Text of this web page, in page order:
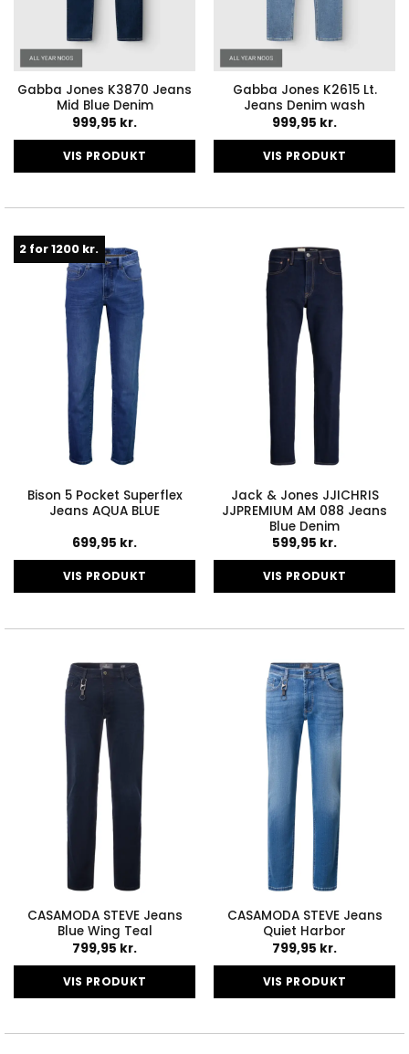
Gabba Jones K3870 Jeans
Mid Blue Denim
999,95 kr.
VIS PRODUKT
flere
varianter.
Mulighederne
kan
vælges
på
varesiden
Gabba Jones K2615 Lt.
Jeans Denim wash
999,95 kr.
VIS PRODUKT
varianter.
Mulighederne
kan
vælges
på
varesiden
2 for 1200 kr.
Bison 5 Pocket Superflex
Jeans AQUA BLUE
699,95 kr.
VIS PRODUKT
flere
varianter.
Mulighederne
kan
vælges
på
varesiden
Jack & Jones JJICHRIS
JJPREMIUM AM 088 Jeans
Blue Denim
599,95 kr.
VIS PRODUKT
flere
varianter.
Mulighederne
kan
vælges
på
varesiden
CASAMODA STEVE Jeans
Blue Wing Teal
799,95 kr.
VIS PRODUKT
CASAMODA STEVE Jeans
Quiet Harbor
799,95 kr.
VIS PRODUKT